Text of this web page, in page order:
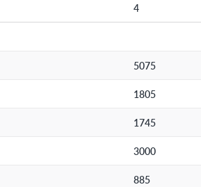
4
5075
1805
1745
3000
885